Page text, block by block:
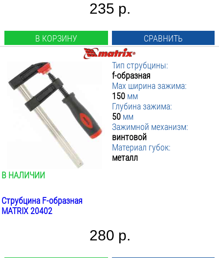
235 р.
В КОРЗИНУ СРАВНИТЬ
Тип струбцины:
f-образная
Max ширина зажима:
150 мм
Глубина зажима:
50 мм
Зажимной механизм:
винтовой
Материал губок:
металл
В НАЛИЧИИ
Струбцина F-образная
MATRIX 20402
280 р.